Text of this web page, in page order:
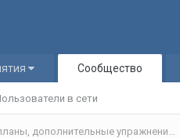
Сообщество
в сети
Статьи и разработки учителей (Поурочные планы, дополнительные упражнения и т.д.)/Materials developed by teachers